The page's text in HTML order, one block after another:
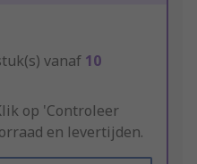
vanaf 10
op 'Controleer
en levertijden.